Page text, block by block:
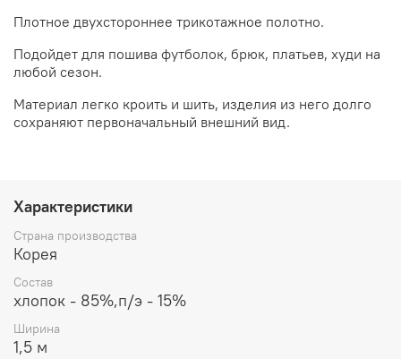
Плотное двухстороннее трикотажное полотно.
Подойдет для пошива футболок, брюк, платьев, худи на
любой сезон.
Материал легко кроить и шить, изделия из него долго
сохраняют первоначальный внешний вид.
Характеристики
Страна производства
Корея
Состав
хлопок - 85%,п/э - 15%
Ширина
1,5 м